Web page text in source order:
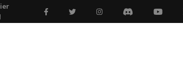
FacebookTwitter InstagramDiscord